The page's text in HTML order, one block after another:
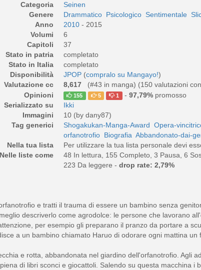
Categoria
Seinen
Genere
Drammatico Psicologico Sentimentale
Anno
2010 - 2015
Volumi
6
Capitoli
37
Stato in patria
completato
Stato in Italia
completato
Disponibilità
JPOP (compralo su Mangayo!)
Valutazione cc
8,617 (#43 in manga) (150 valutazioni
Opinioni
155 5 1 - 97,79%promosso
Serializzato su
Ikki
Immagini
10 (by dany87)
Tag generici
Shogakukan-Manga-Award Opera-
orfanotrofio Biografia Abbandonato-dai-
Nella tua lista
Per utilizzare la tua lista personale devi
Nelle liste come
48 In lettura, 155 Completo, 3 Pausa, 6
223 Da leggere - drop rate: 2,79%
e tratti il trauma di essere un bambino senza
descriverlo come agrodolce: le persone che lavorano
per esempio gli preparano il pranzo da portare a
a un bambino chiamato Haruo di odorare ogni mattina un
e rotta, abbandonata nel giardino dell'orfanotrofio. Agli
di libri sconci e giocattoli. Salendo su questa macchina i